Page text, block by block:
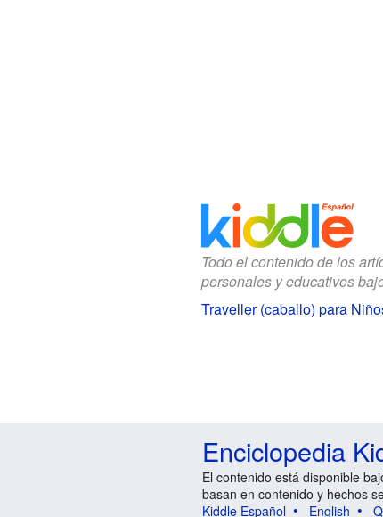
Todo el contenido de los
personales y educativos
Traveller (caballo) para
Enciclopedia
El contenido está disponible
basan en contenido y hechos
Kiddle Español
English